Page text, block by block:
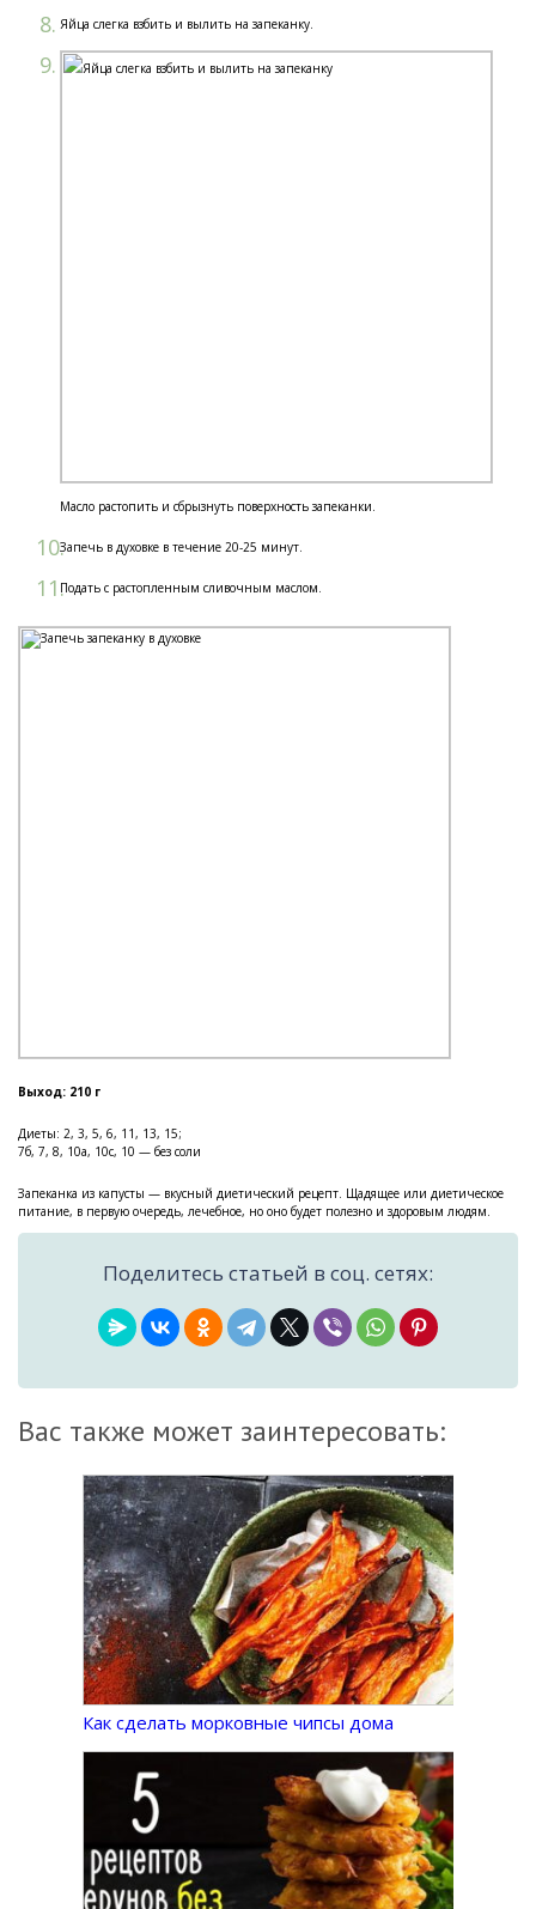
Яйца слегка взбить и вылить на запеканку.
Масло растопить и сбрызнуть поверхность запеканки.
Запечь в духовке в течение 20-25 минут.
Подать с растопленным сливочным маслом.
Выход: 210 г
Диеты: 2, 3, 5, 6, 11, 13, 15;
7б, 7, 8, 10а, 10с, 10 — без соли
Запеканка из капусты — вкусный диетический рецепт. Щадящее или диетическое
питание, в первую очередь, лечебное, но оно будет полезно и здоровым людям.
Поделитесь статьей в соц. сетях:
Вас также может заинтересовать:
Как сделать морковные чипсы дома